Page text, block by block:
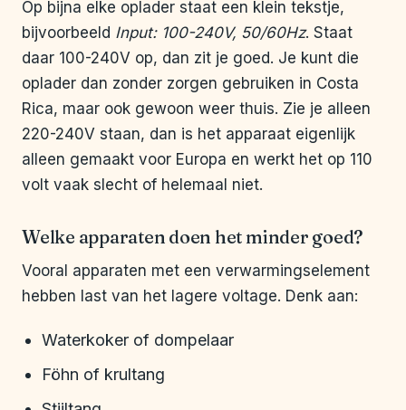
Op bijna elke oplader staat een klein tekstje,
bijvoorbeeld Input: 100-240V, 50/60Hz. Staat
daar 100-240V op, dan zit je goed. Je kunt die
oplader dan zonder zorgen gebruiken in Costa
Rica, maar ook gewoon weer thuis. Zie je alleen
220-240V staan, dan is het apparaat eigenlijk
alleen gemaakt voor Europa en werkt het op 110
volt vaak slecht of helemaal niet.
Welke apparaten doen het minder goed?
Vooral apparaten met een verwarmingselement
hebben last van het lagere voltage. Denk aan:
Waterkoker of dompelaar
Föhn of krultang